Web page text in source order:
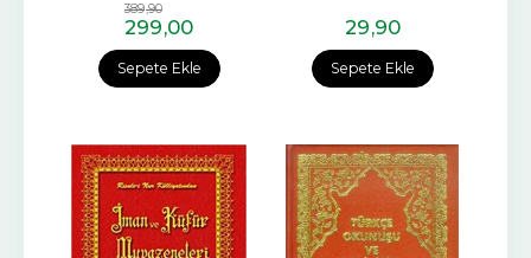
Sepete Ekle
389,90
299,00
Sepete Ekle
29,90